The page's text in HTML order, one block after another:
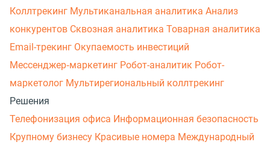
Коллтрекинг Мультиканальная аналитика Анализ
конкурентов Сквозная аналитика Товарная аналитика
Email-трекинг Окупаемость инвестиций
Мессенджер‑маркетинг Робот-аналитик Робот-
маркетолог Мультирегиональный коллтрекинг
Решения
Телефонизация офиса Информационная безопасность
Крупному бизнесу Красивые номера Международный